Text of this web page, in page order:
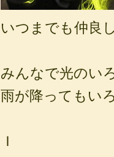
いつまでも仲良
みんなで光のい
雨が降ってもい
Ｉ